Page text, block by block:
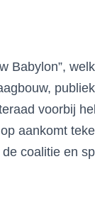
Babylon”,
voorbij
aankomt
coalitie en